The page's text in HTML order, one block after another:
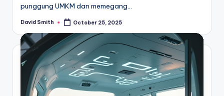
punggung UMKM dan memegang…
Posted
David Smith October 25, 2025